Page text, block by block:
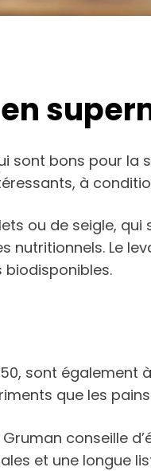
sont bons pour
à
ou de seigle,
Le
biodisponibles.
sont également
que les
conseille
et une longue